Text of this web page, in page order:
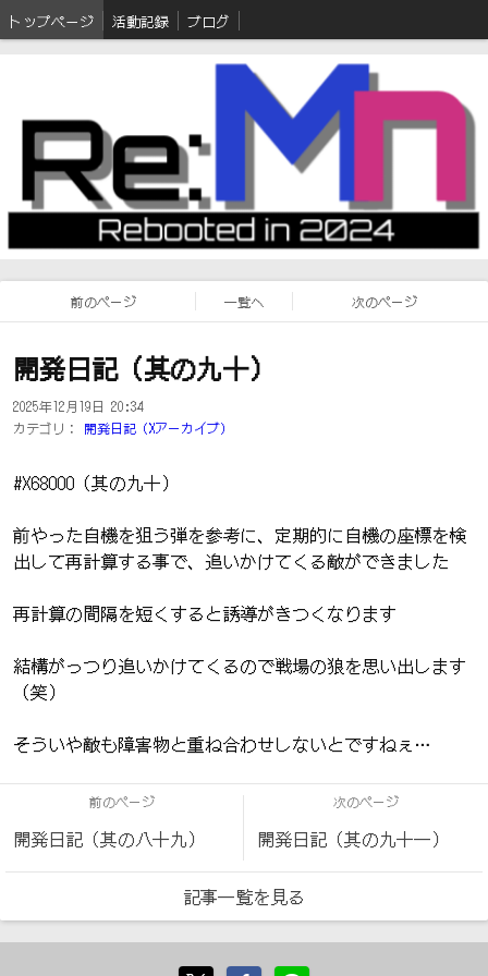
トップページ 活動記録 ブログ
前のページ 一覧へ 次のページ
開発日記（其の九十）
2025年12月19日 20:34
カテゴリ：
開発日記（Xアーカイブ）
#X68000（其の九十）
前やった自機を狙う弾を参考に、定期的に自機の座標を検
出して再計算する事で、追いかけてくる敵ができました
再計算の間隔を短くすると誘導がきつくなります
結構がっつり追いかけてくるので戦場の狼を思い出します
（笑）
そういや敵も障害物と重ね合わせしないとですねぇ…
前のページ
開発日記（其の八十九）
次のページ
開発日記（其の九十一）
記事一覧を見る